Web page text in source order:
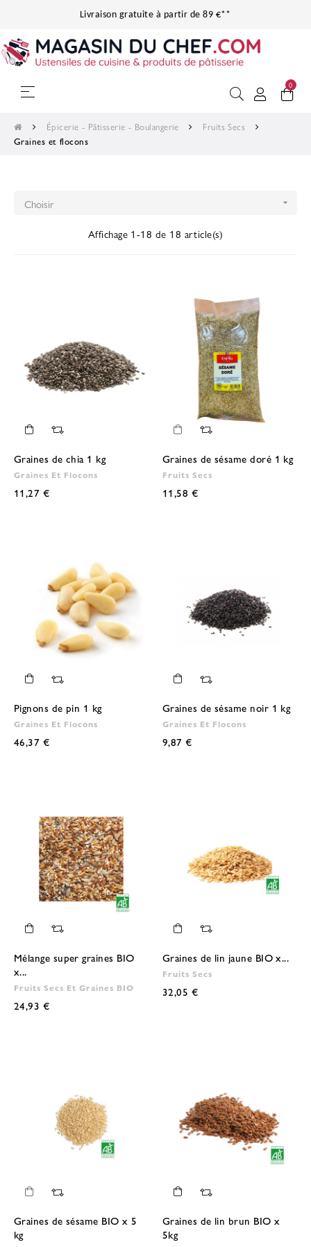
Livraison gratuite à partir de 89 €**
Basculer
navigation
☰ 0
Épicerie - Pâtisserie - Boulangerie
Fruits Secs
Graines et flocons
Choisir 
Affichage 1-18 de 18 article(s)
Graines de chia 1 kg
Graines Et Flocons
11,27 €
Graines de sésame doré 1 kg
Fruits Secs
11,58 €
Pignons de pin 1 kg
Graines Et Flocons
46,37 €
Graines de sésame noir 1 kg
Graines Et Flocons
9,87 €
Mélange super graines BIO
x...
Fruits Secs Et Graines BIO
24,93 €
Graines de lin jaune BIO x...
Fruits Secs
32,05 €
Graines de sésame BIO x 5
kg
Graines de lin brun BIO x
5kg